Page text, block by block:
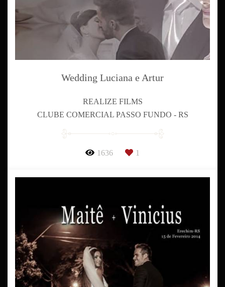
Wedding Luciana e Artur
REALIZE FILMS
CLUBE COMERCIAL PASSO FUNDO - RS
1636 1